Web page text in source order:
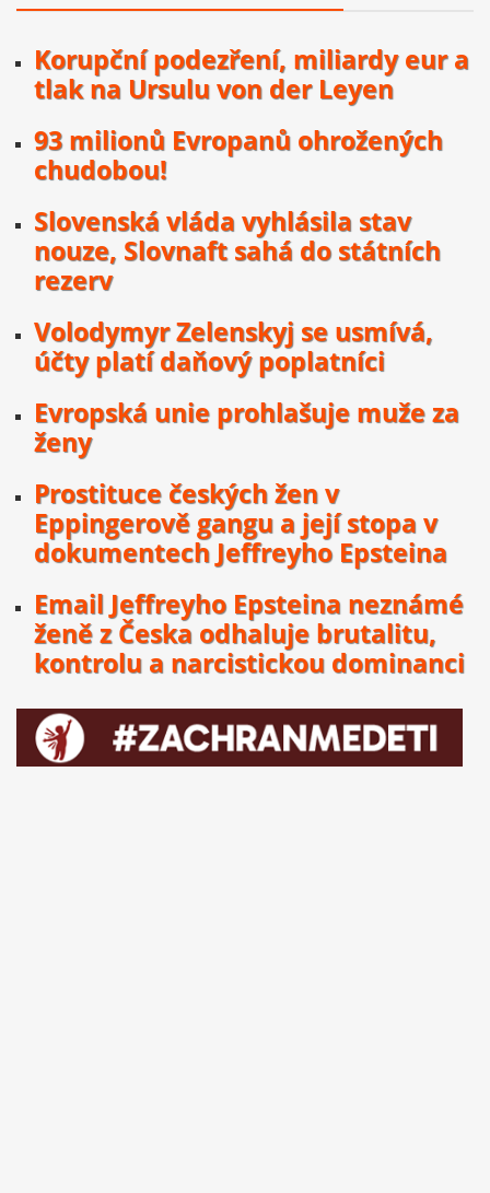
Korupční podezření, miliardy eur a
tlak na Ursulu von der Leyen
93 milionů Evropanů ohrožených
chudobou!
Slovenská vláda vyhlásila stav
nouze, Slovnaft sahá do státních
rezerv
Volodymyr Zelenskyj se usmívá,
účty platí daňový poplatníci
Evropská unie prohlašuje muže za
ženy
Prostituce českých žen v
Eppingerově gangu a její stopa v
dokumentech Jeffreyho Epsteina
Email Jeffreyho Epsteina neznámé
ženě z Česka odhaluje brutalitu,
kontrolu a narcistickou dominanci